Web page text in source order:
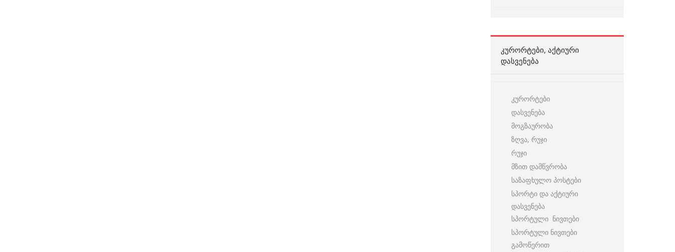
ᲙᲣᲠᲝᲠᲢᲔᲑᲘ, ᲐᲥᲢᲘᲣᲠᲘ
ᲓᲐᲡᲕᲔᲜᲔᲑᲐ
კურორტები
დასვენება
მოგზაურობა
ზღვა, რუჯი
რუჯი
მზით დამწვრობა
საზაფხულო პოსტები
სპორტი და აქტიური
დასვენება
სპორტული ნივთები
სპორტული ნივთები
გამოწერით